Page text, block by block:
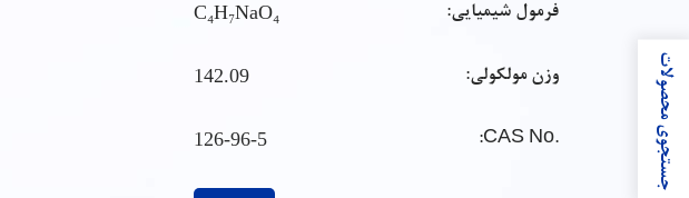
فرمول شیمیایی: C₄H₇NaO₄
وزن مولکولی: 142.09
.CAS No
:
126-96-5 جستجوی محصولات